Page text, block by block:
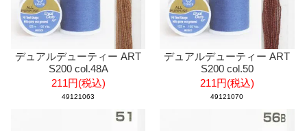
デュアルデューティー ART
S200 col.48A
211円(税込)
49121063
デュアルデューティー ART
S200 col.50
211円(税込)
49121070